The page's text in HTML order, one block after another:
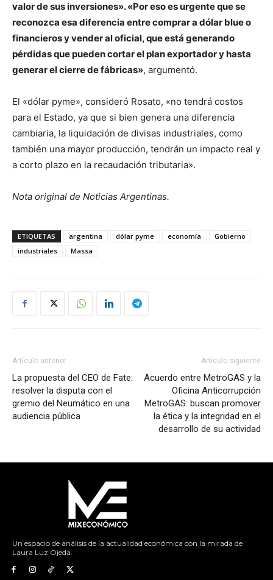
valor de sus inversiones». «Por eso es urgente que se
reconozca esa diferencia entre comprar a dólar blue o
financieros y vender al oficial, que está generando
pérdidas que pueden cortar el plan exportador y hasta
generar el cierre de fábricas», argumentó.
El «dólar pyme», consideró Rosato, «no tendrá costos
para el Estado, ya que si bien genera una diferencia
cambiaria, la liquidación de divisas industriales, como
también una mayor producción, tendrán un impacto real y
a corto plazo en la recaudación tributaria».
Nota original de Noticias Argentinas.
ETIQUETAS argentina dólar pyme economía
Gobierno
industriales
Massa
Artículo anterior
La propuesta del CEO de Fate:
resolver la disputa con el
gremio del Neumático en una
audiencia pública
Artículo siguiente
Acuerdo entre MetroGAS y la
Oficina Anticorrupción
MetroGAS: buscan promover
la ética y la integridad en el
desarrollo de su actividad
Un espacio de análisis de la actualidad económica con la mirada de
Laura Luz Ojeda.